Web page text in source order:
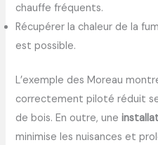
chauffe fréquents.
Récupérer la chaleur de la
est possible.
L’exemple des Moreau
correctement piloté réduit
de bois. En outre, une
minimise les nuisances et